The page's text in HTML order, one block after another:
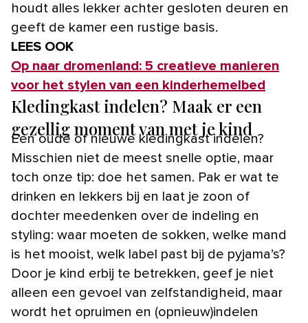
houdt alles lekker achter gesloten deuren en
geeft de kamer een rustige basis.
LEES OOK
Op naar dromenland: 5 creatieve manieren
voor het stylen van een kinderhemelbed
Kledingkast indelen? Maak er een
gezellig moment van met je kind
Een oude of nieuwe kledingkast indelen?
Misschien niet de meest snelle optie, maar
toch onze tip: doe het samen. Pak er wat te
drinken en lekkers bij en laat je zoon of
dochter meedenken over de indeling en
styling: waar moeten de sokken, welke mand
is het mooist, welk label past bij de pyjama’s?
Door je kind erbij te betrekken, geef je niet
alleen een gevoel van zelfstandigheid, maar
wordt het opruimen en (opnieuw)indelen